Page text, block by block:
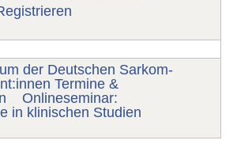
der Deutschen Sarkom-
Termine &
Onlineseminar:
in klinischen Studien